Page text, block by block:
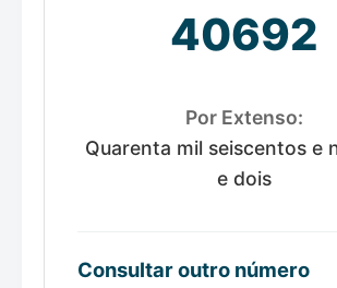
40692
Por Extenso:
Quarenta mil seiscentos e
e dois
Consultar outro número